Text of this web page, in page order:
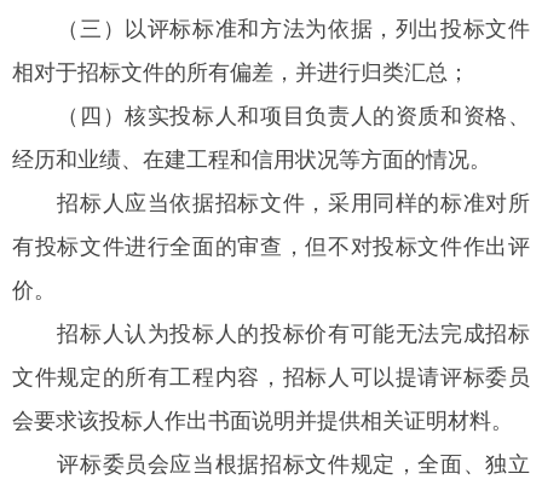
（三）以评标标准和方法为依据，列出投标文件
相对于招标文件的所有偏差，并进行归类汇总；
（四）核实投标人和项目负责人的资质和资格、
经历和业绩、在建工程和信用状况等方面的情况。
招标人应当依据招标文件，采用同样的标准对所
有投标文件进行全面的审查，但不对投标文件作出评
价。
招标人认为投标人的投标价有可能无法完成招标
文件规定的所有工程内容，招标人可以提请评标委员
会要求该投标人作出书面说明并提供相关证明材料。
评标委员会应当根据招标文件规定，全面、独立